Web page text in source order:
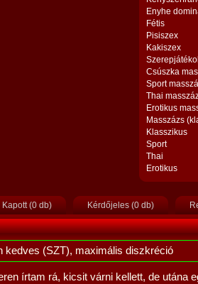
Enyhe
Fétis
Pisiszex
Kakiszex
Csúszka
Sport
Thai
Erotikus
Masszázs
Klasszikus
Sport
Thai
Erotikus
Kapott (0 db) Kérdőjeles (0 db)
kedves (SZT), maximális diszkréció
írtam rá, kicsit várni kellett, de utána